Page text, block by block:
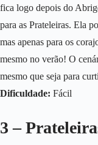
fica logo depois do
para as Prateleiras. Ela
mas apenas para os
mesmo no verão! O
mesmo que seja para
Dificuldade: Fácil
3 –